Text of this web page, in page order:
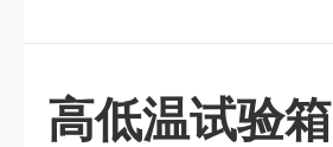
高低温试验箱